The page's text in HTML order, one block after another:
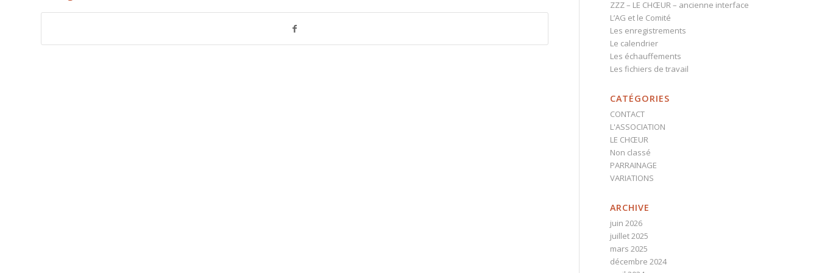
ZZZ – LE CHŒUR – ancienne interface
L’AG et le Comité
Les enregistrements
Le calendrier
Les échauffements
Les fichiers de travail
CATÉGORIES
CONTACT
L'ASSOCIATION
LE CHŒUR
Non classé
PARRAINAGE
VARIATIONS
ARCHIVE
juin 2026
juillet 2025
mars 2025
décembre 2024